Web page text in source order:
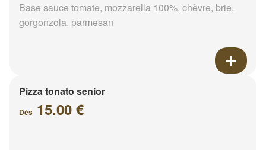
Base sauce tomate, mozzarella 100%, chèvre, brie,
gorgonzola, parmesan
Pizza tonato senior
Dès 15.00 €